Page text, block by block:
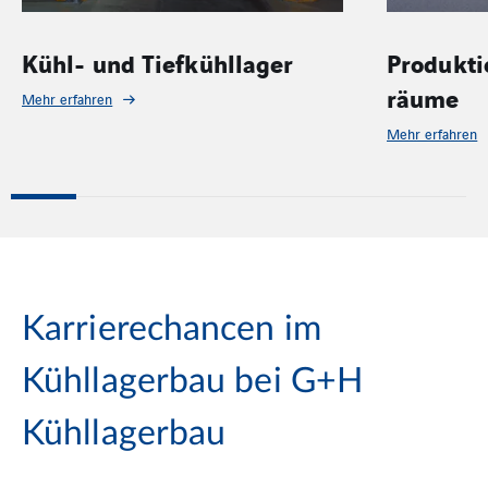
Produktionsstätten und -
räume
Mehr erfahren
Karrierechancen im
Kühllagerbau bei G+H
Kühllagerbau